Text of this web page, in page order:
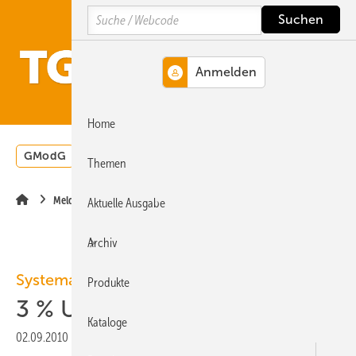
Hauptinhalt
Hauptmenü
SiteSearch
GModG Wärmepumpe
Meldungen
Systemair
3 % Umsatzrückgang
02.09.2010
Search
Home
Themen
Aktuelle Ausgabe
Archiv
Produkte
Kataloge